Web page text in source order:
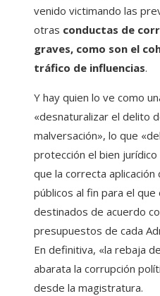
venido victimando las
otras conductas de
graves, como son el
tráfico de influencias.
Y hay quien lo ve como
«desnaturalizar el delito
malversación», lo que
protección el bien
que la correcta
públicos al fin para el que
destinados de acuerdo
presupuestos de cada
En definitiva, «la rebaja
abarata la corrupción
desde la magistratura.